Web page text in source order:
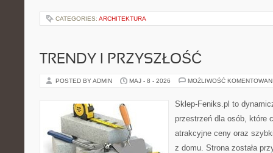
CATEGORIES: ARCHITEKTURA
TRENDY I PRZYSZŁOŚĆ
POSTED BY ADMIN MAJ - 8 - 2026 MOŻLIWOŚĆ
Sklep-Feniks.pl to
przestrzeń dla osób, które
atrakcyjne ceny oraz
z domu. Strona została